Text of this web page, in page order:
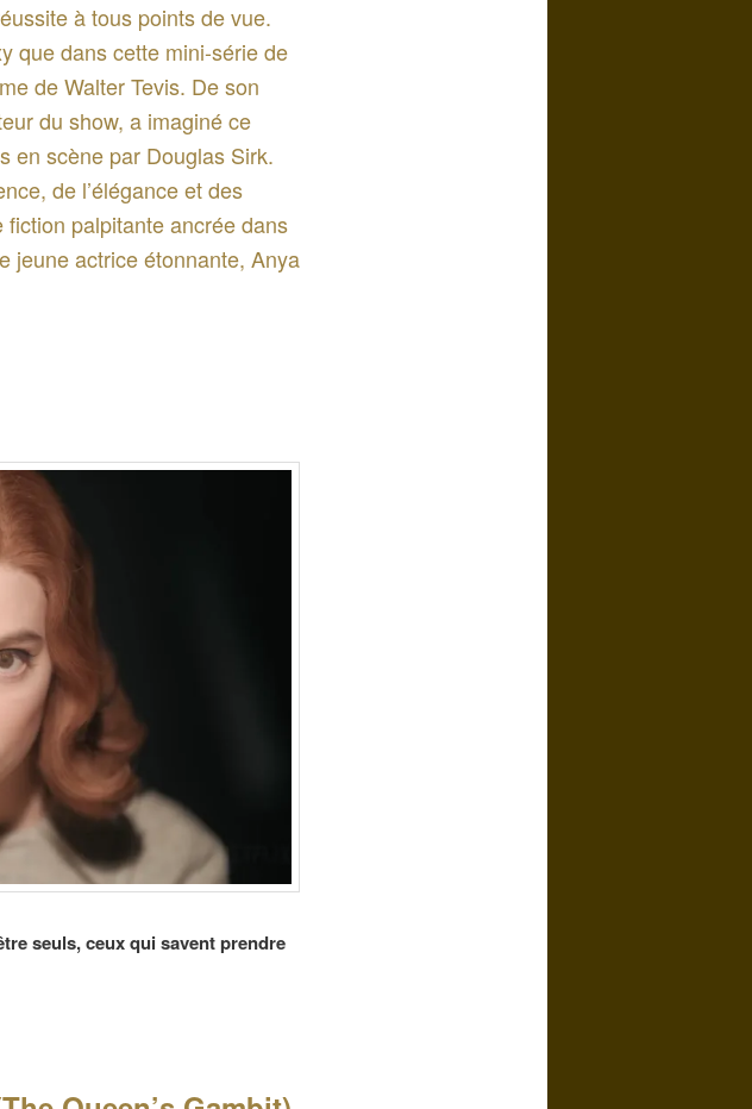
à tous points de vue.
que dans cette mini-série de
de Walter Tevis. De son
du show, a imaginé ce
en scène par Douglas Sirk.
de l’élégance et des
palpitante ancrée dans
jeune actrice étonnante, Anya
seuls, ceux qui savent prendre